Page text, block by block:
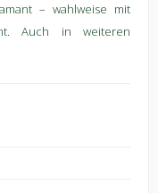
– wahlweise mit
Auch in weiteren